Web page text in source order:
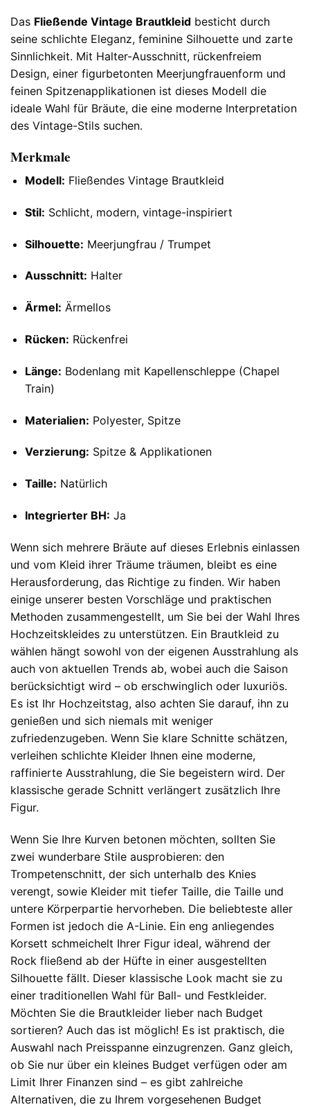
Das Fließende Vintage Brautkleid besticht durch
seine schlichte Eleganz, feminine Silhouette und zarte
Sinnlichkeit. Mit Halter-Ausschnitt, rückenfreiem
Design, einer figurbetonten Meerjungfrauenform und
feinen Spitzenapplikationen ist dieses Modell die
ideale Wahl für Bräute, die eine moderne Interpretation
des Vintage-Stils suchen.
Merkmale
Modell: Fließendes Vintage Brautkleid
Stil: Schlicht, modern, vintage-inspiriert
Silhouette: Meerjungfrau / Trumpet
Ausschnitt: Halter
Ärmel: Ärmellos
Rücken: Rückenfrei
Länge: Bodenlang mit Kapellenschleppe (Chapel
Train)
Materialien: Polyester, Spitze
Verzierung: Spitze & Applikationen
Taille: Natürlich
Integrierter BH: Ja
Wenn sich mehrere Bräute auf dieses Erlebnis einlassen
und vom Kleid ihrer Träume träumen, bleibt es eine
Herausforderung, das Richtige zu finden. Wir haben
einige unserer besten Vorschläge und praktischen
Methoden zusammengestellt, um Sie bei der Wahl Ihres
Hochzeitskleides zu unterstützen. Ein Brautkleid zu
wählen hängt sowohl von der eigenen Ausstrahlung als
auch von aktuellen Trends ab, wobei auch die Saison
berücksichtigt wird – ob erschwinglich oder luxuriös.
Es ist Ihr Hochzeitstag, also achten Sie darauf, ihn zu
genießen und sich niemals mit weniger
zufriedenzugeben. Wenn Sie klare Schnitte schätzen,
verleihen schlichte Kleider Ihnen eine moderne,
raffinierte Ausstrahlung, die Sie begeistern wird. Der
klassische gerade Schnitt verlängert zusätzlich Ihre
Figur.
Wenn Sie Ihre Kurven betonen möchten, sollten Sie
zwei wunderbare Stile ausprobieren: den
Trompetenschnitt, der sich unterhalb des Knies
verengt, sowie Kleider mit tiefer Taille, die Taille und
untere Körperpartie hervorheben. Die beliebteste aller
Formen ist jedoch die A-Linie. Ein eng anliegendes
Korsett schmeichelt Ihrer Figur ideal, während der
Rock fließend ab der Hüfte in einer ausgestellten
Silhouette fällt. Dieser klassische Look macht sie zu
einer traditionellen Wahl für Ball- und Festkleider.
Möchten Sie die Brautkleider lieber nach Budget
sortieren? Auch das ist möglich! Es ist praktisch, die
Auswahl nach Preisspanne einzugrenzen. Ganz gleich,
ob Sie nur über ein kleines Budget verfügen oder am
Limit Ihrer Finanzen sind – es gibt zahlreiche
Alternativen, die zu Ihrem vorgesehenen Budget